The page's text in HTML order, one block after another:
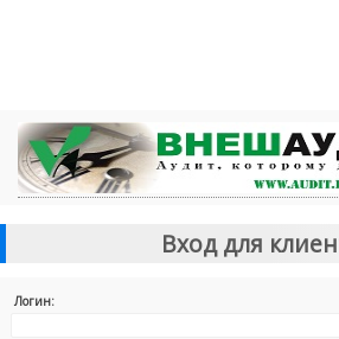
Вход для
Логин: